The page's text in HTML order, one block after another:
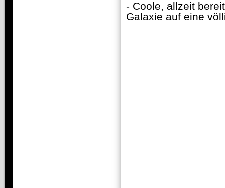
- Coole, allzeit
Galaxie auf eine